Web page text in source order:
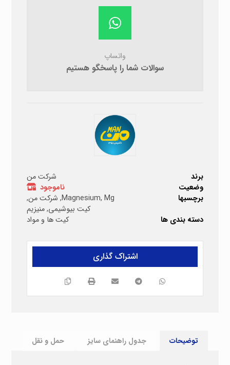
واتساپ
سوالات شما را پاسخگو هستیم
برند
شرکت من
وضعیت
ناموجود
برچسبها
Magnesium,Mg
, شرکت من,
کیت بیوشیمی,منیزیم
دسته بندی ها
کیت ها و مواد
توضیحات جدول راهنمای سایز حمل و نقل